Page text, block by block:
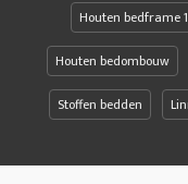
Houten bedframe
Houten bedombouw
Stoffen bedden